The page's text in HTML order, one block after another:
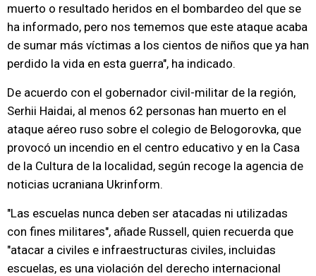
muerto o resultado heridos en el bombardeo del que se
ha informado, pero nos tememos que este ataque acaba
de sumar más víctimas a los cientos de niños que ya han
perdido la vida en esta guerra", ha indicado.
De acuerdo con el gobernador civil-militar de la región,
Serhii Haidai, al menos 62 personas han muerto en el
ataque aéreo ruso sobre el colegio de Belogorovka, que
provocó un incendio en el centro educativo y en la Casa
de la Cultura de la localidad, según recoge la agencia de
noticias ucraniana Ukrinform.
"Las escuelas nunca deben ser atacadas ni utilizadas
con fines militares", añade Russell, quien recuerda que
"atacar a civiles e infraestructuras civiles, incluidas
escuelas, es una violación del derecho internacional